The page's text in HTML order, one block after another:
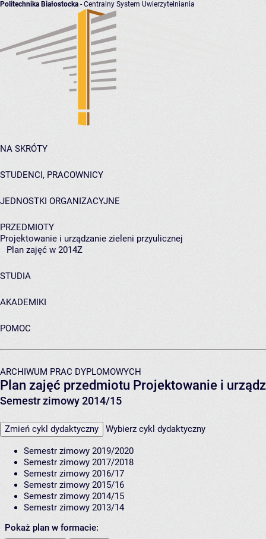
Politechnika Białostocka - Centralny System Uwierzytelniania
NA SKRÓTY
STUDENCI, PRACOWNICY
JEDNOSTKI ORGANIZACYJNE
PRZEDMIOTY
Projektowanie i urządzanie zieleni przyulicznej
Plan zajęć w 2014Z
STUDIA
AKADEMIKI
POMOC
ARCHIWUM PRAC DYPLOMOWYCH
Plan zajęć przedmiotu Projektowanie i
Semestr zimowy 2014/15
Zmień cykl dydaktyczny Wybierz cykl dydaktyczny
Semestr zimowy 2019/2020
Semestr zimowy 2017/2018
Semestr zimowy 2016/17
Semestr zimowy 2015/16
Semestr zimowy 2014/15
Semestr zimowy 2013/14
Pokaż plan w formacie: